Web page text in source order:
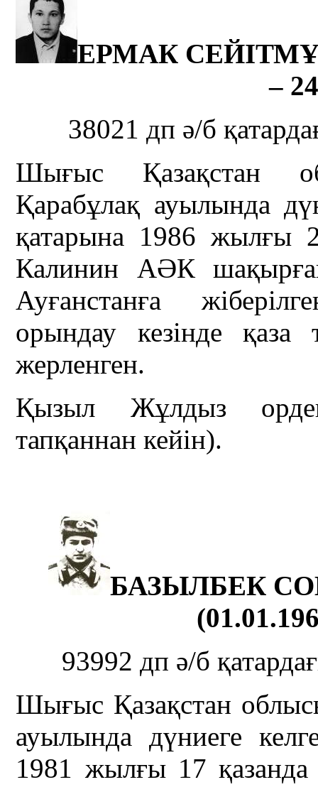
ЕРМАК
–
38021 дп ә/б
Шығыс Қазақстан
Қарабұлақ ауылында
қатарына 1986 жылғы
Калинин АӘК
Ауғанстанға
орындау кезінде қаза
жерленген.
Қызыл Жұлдыз
тапқаннан кейін).
БАЗЫЛБЕК
93992 дп ә/б
Шығыс Қазақстан
ауылында дүниеге
1981 жылғы 17